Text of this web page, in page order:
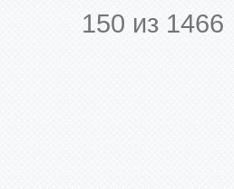
150 из 1466